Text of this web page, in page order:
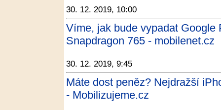
30. 12. 2019, 10:00
Víme, jak bude vypadat Google
Snapdragon 765 - mobilenet.cz
30. 12. 2019, 9:45
Máte dost peněz? Nejdražší
- Mobilizujeme.cz